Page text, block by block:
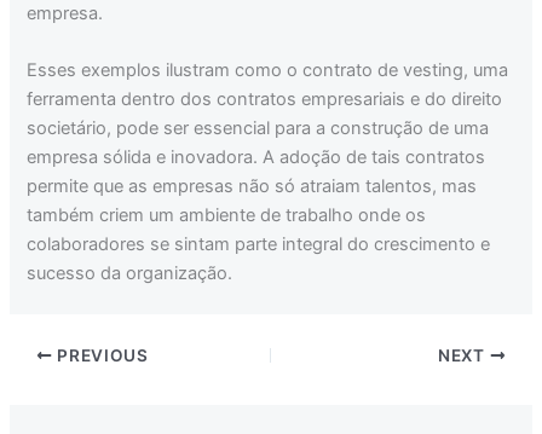
empresa.
Esses exemplos ilustram como o contrato de vesting, uma
ferramenta dentro dos contratos empresariais e do direito
societário, pode ser essencial para a construção de uma
empresa sólida e inovadora. A adoção de tais contratos
permite que as empresas não só atraiam talentos, mas
também criem um ambiente de trabalho onde os
colaboradores se sintam parte integral do crescimento e
sucesso da organização.
PREVIOUS NEXT